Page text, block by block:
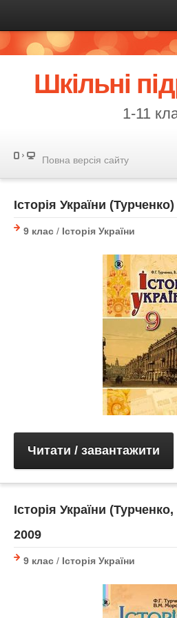
Шкільні
1-11
Повна версія сайту
Історія України
9 клас / Історія України
Читати / завантажити
Історія України
2009
9 клас / Історія України